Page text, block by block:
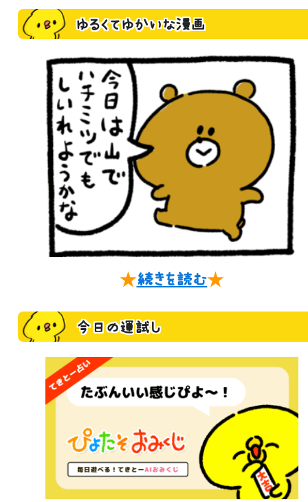
ゆるくてゆかいな漫画
★続きを読む★
今日の運試し